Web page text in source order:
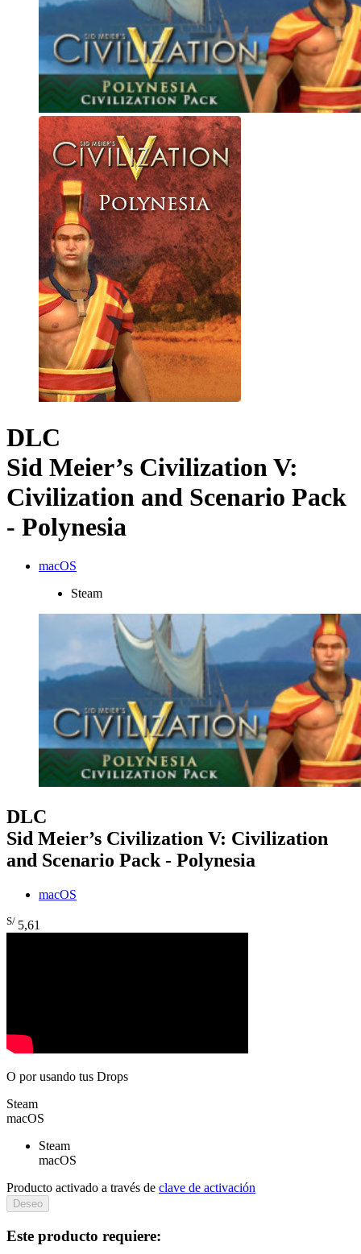
DLC
Sid Meier’s Civilization V:
Civilization and Scenario Pack
- Polynesia
macOS
Steam
DLC
Sid Meier’s Civilization V: Civilization
and Scenario Pack - Polynesia
macOS
S/ 5,61
O porusando tus Drops
Steam
macOS
Steam
macOS
Producto activado a través de clave de activación
Deseo
Este producto requiere: